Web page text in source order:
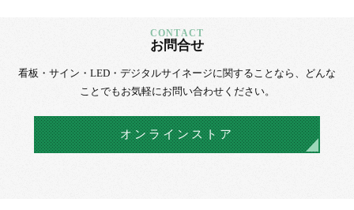
お問合せ
看板・サイン・LED・デジタルサイネージに関することなら、
どんな
ことでもお気軽にお問い合わせください。
オンラインストア